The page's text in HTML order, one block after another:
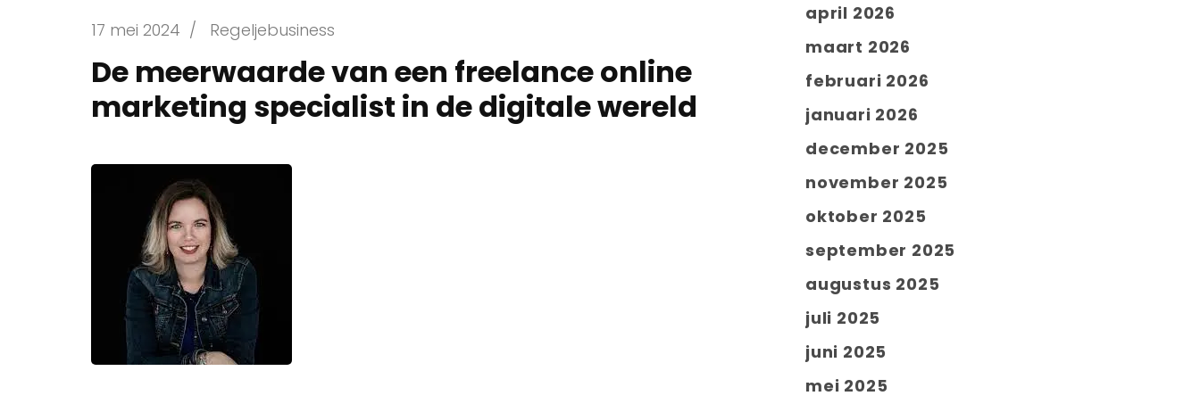
17 mei 2024 / Regeljebusiness
De meerwaarde van een freelance online
marketing specialist in de digitale wereld
april 2026
maart 2026
februari 2026
januari 2026
december 2025
november 2025
oktober 2025
september 2025
augustus 2025
juli 2025
juni 2025
mei 2025